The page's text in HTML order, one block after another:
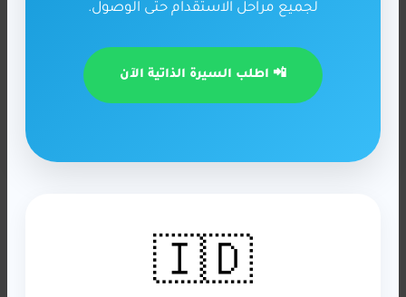
لجميع مراحل الاستقدام حتى الوصول.
📲 اطلب السيرة الذاتية الآن
🇮🇩